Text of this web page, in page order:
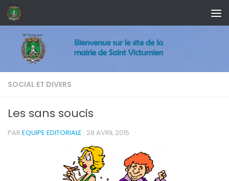
Skip to content
SOCIAL ET DIVERS
Les sans soucis
PAR EQUIPE EDITORIALE · 28 AVRIL 2015